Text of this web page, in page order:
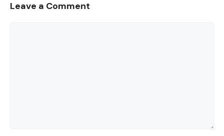
Leave a Comment